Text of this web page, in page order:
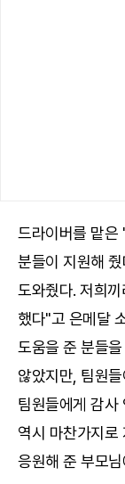
드라이버를 맡은
분들이 지원해
도와줬다. 저희
했다"고 은메달
도움을 준 분들
않았지만, 팀원
팀원들에게 감사
역시 마찬가지로
응원해 준 부모